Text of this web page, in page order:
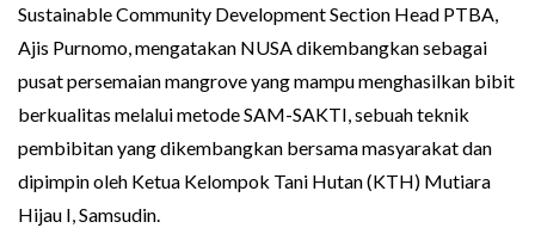
Sustainable Community Development Section Head PTBA,
Ajis Purnomo, mengatakan NUSA dikembangkan sebagai
pusat persemaian mangrove yang mampu menghasilkan bibit
berkualitas melalui metode SAM-SAKTI, sebuah teknik
pembibitan yang dikembangkan bersama masyarakat dan
dipimpin oleh Ketua Kelompok Tani Hutan (KTH) Mutiara
Hijau I, Samsudin.